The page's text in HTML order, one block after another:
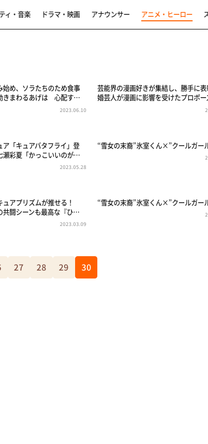
ィ・音楽 ドラマ・映画 アナウンサー アニメ・ヒーロー
始め、ソラたちのため食事
きまわるあげは 心配す…
2023.06.10
芸能界の漫画好きが集結し、勝手に
婚芸人が漫画に影響を受けたプロポ
ア「キュアバタフライ」登
瀬彩夏「かっこいいのが…
2023.05.28
“雪女の末裔”氷室くん×”クールガ
ュアプリズムが推せる！
共闘シーンも最高な『ひ…
2023.03.09
“雪女の末裔”氷室くん×”クールガ
27 28 29 30